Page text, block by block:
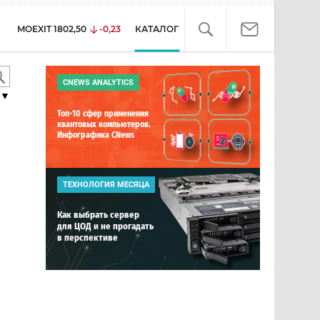
MOEXIT 1802,50 -0,23 КАТАЛОГ
CNEWS ANALYTICS
Топ-10 сфер применения
квантовых компьютеров.
Инфографика CNews
ТЕХНОЛОГИЯ МЕСЯЦА
Как выбрать сервер
для ЦОД и не прогадать
в перспективе